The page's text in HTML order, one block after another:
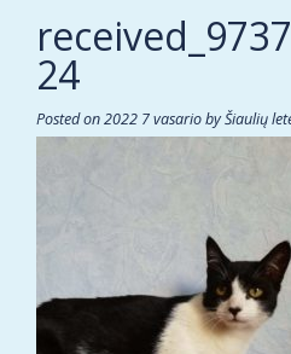
24
Posted on2022 7 vasariobyŠiaulių